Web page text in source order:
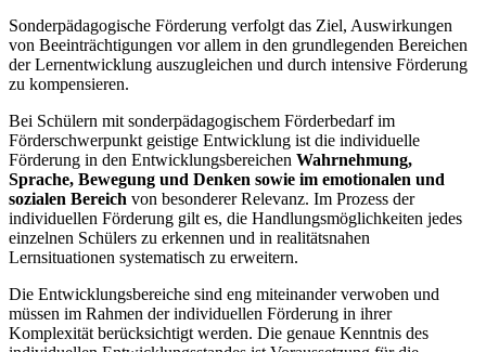
Sonderpädagogische Förderung verfolgt das Ziel, Auswirkungen
von Beeinträchtigungen vor allem in den grundlegenden Bereichen
der Lernentwicklung auszugleichen und durch intensive Förderung
zu kompensieren.
Bei Schülern mit sonderpädagogischem Förderbedarf im
Förderschwerpunkt geistige Entwicklung ist die individuelle
Förderung in den Entwicklungsbereichen Wahrnehmung,
Sprache, Bewegung und Denken sowie im emotionalen und
sozialen Bereich von besonderer Relevanz. Im Prozess der
individuellen Förderung gilt es, die Handlungsmöglichkeiten jedes
einzelnen Schülers zu erkennen und in realitätsnahen
Lernsituationen systematisch zu erweitern.
Die Entwicklungsbereiche sind eng miteinander verwoben und
müssen im Rahmen der individuellen Förderung in ihrer
Komplexität berücksichtigt werden. Die genaue Kenntnis des